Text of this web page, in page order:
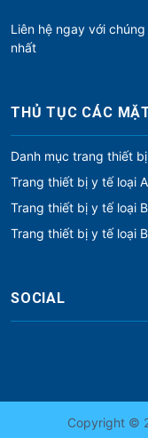
Liên hệ ngay với
nhất
THỦ TỤC CÁC
Danh mục trang thiết
Trang thiết bị y tế loại A
Trang thiết bị y tế loại
Trang thiết bị y tế loại
SOCIAL
Copyright ©